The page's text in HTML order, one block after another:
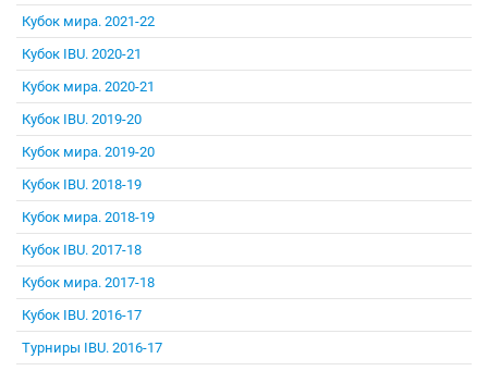
Кубок мира. 2021-22
Кубок IBU. 2020-21
Кубок мира. 2020-21
Кубок IBU. 2019-20
Кубок мира. 2019-20
Кубок IBU. 2018-19
Кубок мира. 2018-19
Кубок IBU. 2017-18
Кубок мира. 2017-18
Кубок IBU. 2016-17
Турниры IBU. 2016-17